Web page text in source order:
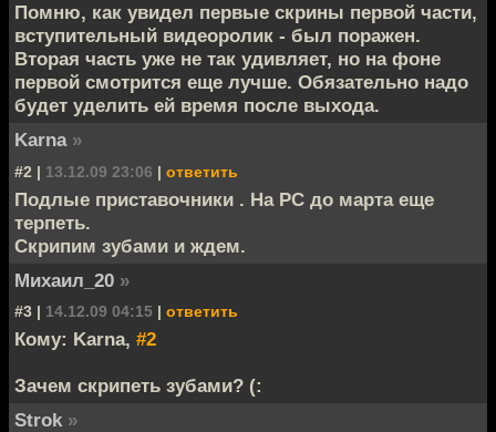
Помню, как увидел первые скрины первой части,
вступительный видеоролик - был поражен.
Вторая часть уже не так удивляет, но на фоне
первой смотрится еще лучше. Обязательно надо
будет уделить ей время после выхода.
Karna »
#2 | 13.12.09 23:06 | ответить
Подлые приставочники . На PC до марта еще
терпеть.
Скрипим зубами и ждем.
Михаил_20 »
#3 | 14.12.09 04:15 | ответить
Кому: Karna, #2
Зачем скрипеть зубами? (:
Strok »